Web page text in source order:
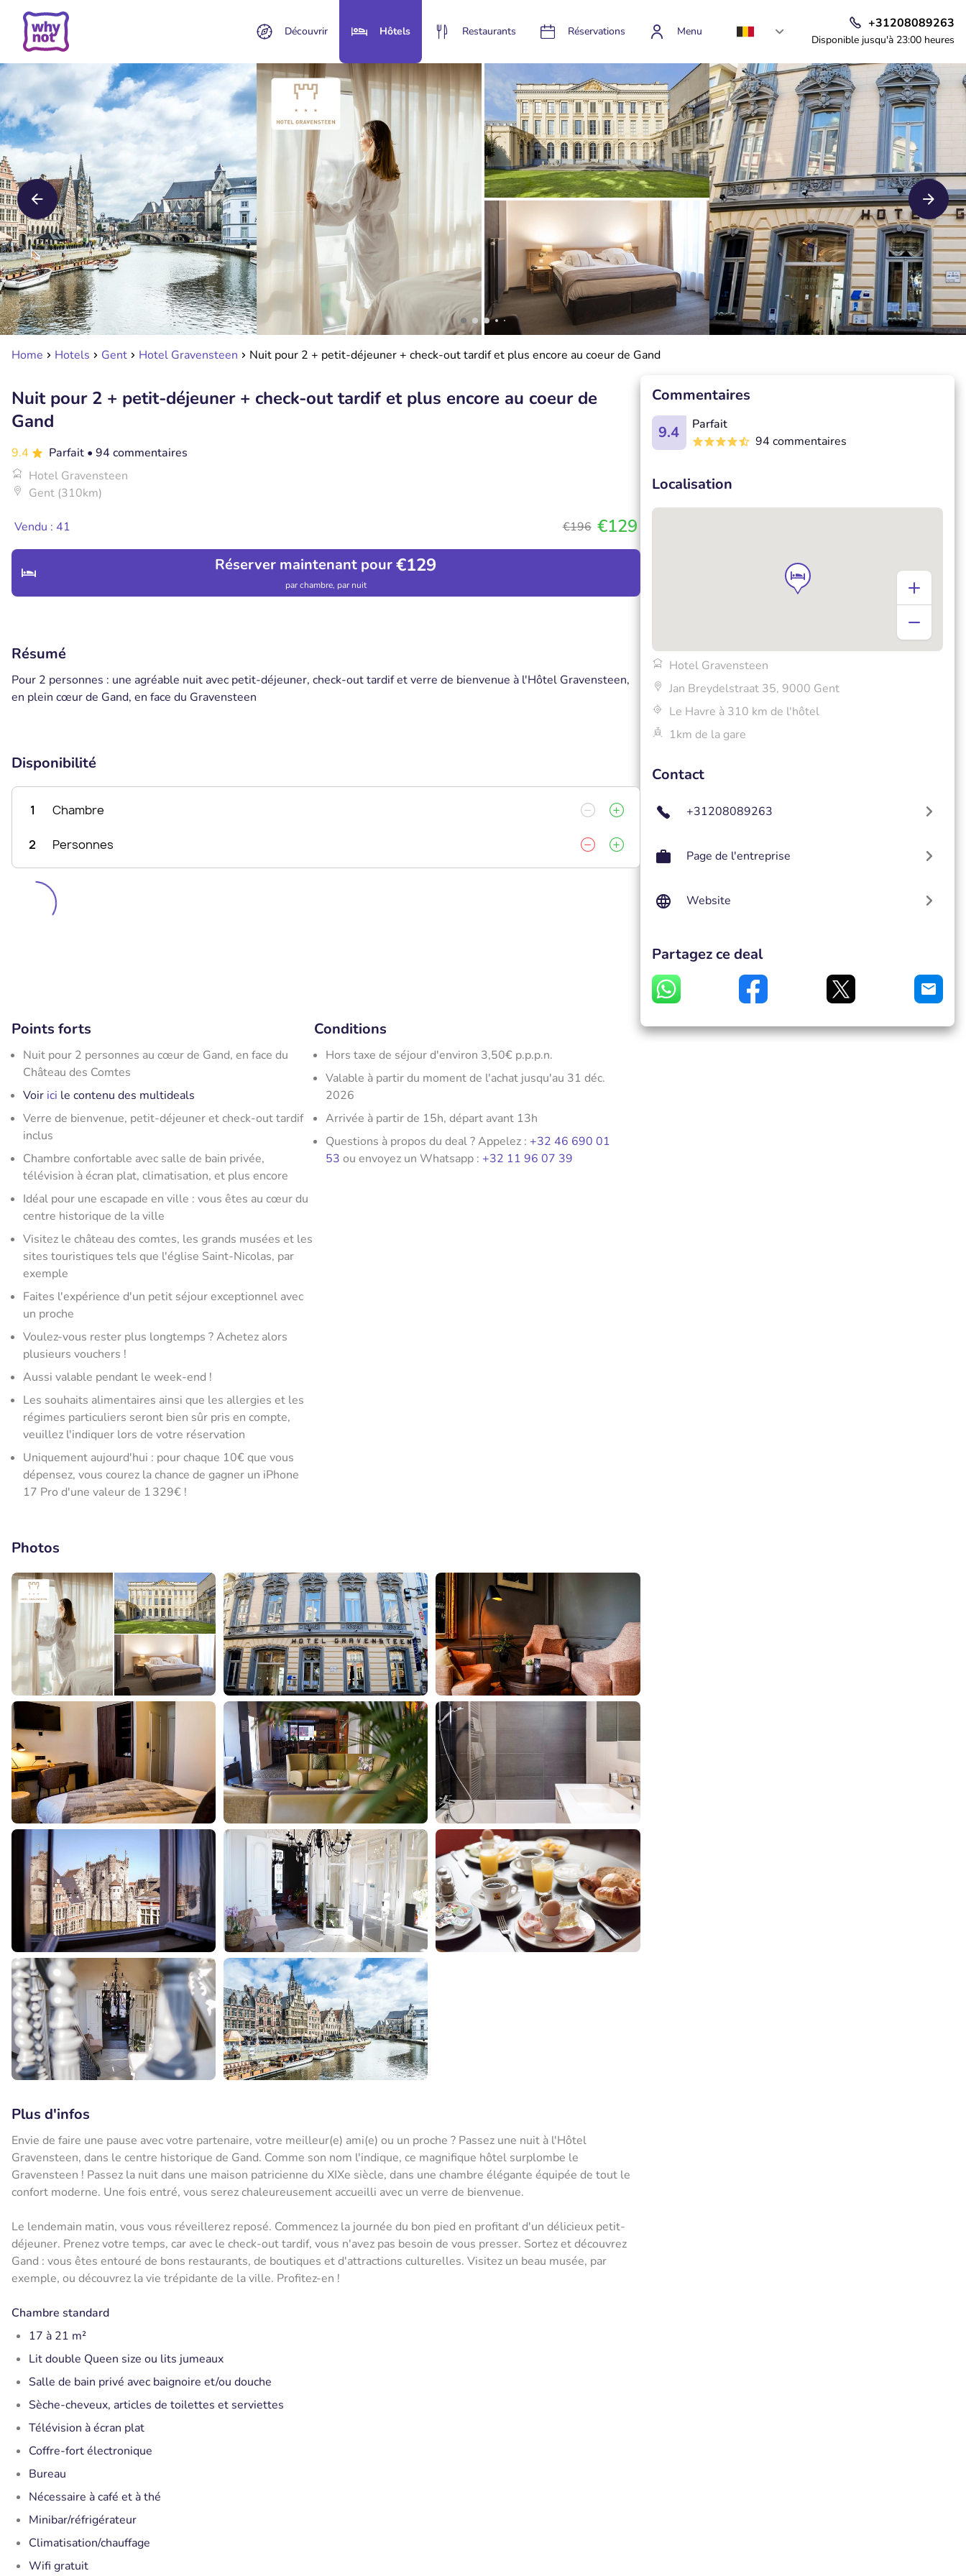
Découvrir Hôtels Restaurants Réservations Menu
+31208089263
Disponible jusqu'à 23:00 heures
Home Hotels Gent Hotel Gravensteen Nuit pour 2 + petit-déjeuner + check-out tardif et plus encore au coeur de Gand
Nuit pour 2 + petit-déjeuner + check-out tardif et plus encore au coeur de
Gand
9.4 Parfait • 94 commentaires
Hotel Gravensteen
Gent (310km)
Vendu : 41 €196 €129
Réserver maintenant pour€129
par chambre, par nuit
Résumé
Pour 2 personnes : une agréable nuit avec petit-déjeuner, check-out tardif et verre de bienvenue à l'Hôtel Gravensteen,
en plein cœur de Gand, en face du Gravensteen
Disponibilité
1 Chambre
2 Personnes
Points forts
Nuit pour 2 personnes au cœur de Gand, en face du
Château des Comtes
Voir ici le contenu des multideals
Verre de bienvenue, petit-déjeuner et check-out tardif
inclus
Chambre confortable avec salle de bain privée,
télévision à écran plat, climatisation, et plus encore
Idéal pour une escapade en ville : vous êtes au cœur du
centre historique de la ville
Visitez le château des comtes, les grands musées et les
sites touristiques tels que l'église Saint-Nicolas, par
exemple
Faites l'expérience d'un petit séjour exceptionnel avec
un proche
Voulez-vous rester plus longtemps ? Achetez alors
plusieurs vouchers !
Aussi valable pendant le week-end !
Les souhaits alimentaires ainsi que les allergies et les
régimes particuliers seront bien sûr pris en compte,
veuillez l'indiquer lors de votre réservation
Uniquement aujourd'hui : pour chaque 10€ que vous
dépensez, vous courez la chance de gagner un iPhone
17 Pro d'une valeur de 1 329€ !
Conditions
Hors taxe de séjour d'environ 3,50€ p.p.p.n.
Valable à partir du moment de l'achat jusqu'au 31 déc.
2026
Arrivée à partir de 15h, départ avant 13h
Questions à propos du deal ? Appelez : +32 46 690 01
53 ou envoyez un Whatsapp : +32 11 96 07 39
Photos
Plus d'infos
Envie de faire une pause avec votre partenaire, votre meilleur(e) ami(e) ou un proche ? Passez une nuit à l'Hôtel
Gravensteen, dans le centre historique de Gand. Comme son nom l'indique, ce magnifique hôtel surplombe le
Gravensteen ! Passez la nuit dans une maison patricienne du XIXe siècle, dans une chambre élégante équipée de tout le
confort moderne. Une fois entré, vous serez chaleureusement accueilli avec un verre de bienvenue.
Le lendemain matin, vous vous réveillerez reposé. Commencez la journée du bon pied en profitant d'un délicieux petit-
déjeuner. Prenez votre temps, car avec le check-out tardif, vous n'avez pas besoin de vous presser. Sortez et découvrez
Gand : vous êtes entouré de bons restaurants, de boutiques et d'attractions culturelles. Visitez un beau musée, par
exemple, ou découvrez la vie trépidante de la ville. Profitez-en !
Chambre standard
17 à 21 m²
Lit double Queen size ou lits jumeaux
Salle de bain privé avec baignoire et/ou douche
Sèche-cheveux, articles de toilettes et serviettes
Télévision à écran plat
Coffre-fort électronique
Bureau
Nécessaire à café et à thé
Minibar/réfrigérateur
Climatisation/chauffage
Wifi gratuit
Commentaires
9.4
Parfait
94 commentaires
Localisation
Hotel Gravensteen
Jan Breydelstraat 35, 9000 Gent
Le Havre à 310 km de l'hôtel
1km de la gare
Contact
+31208089263
Page de l'entreprise
Website
Partagez ce deal